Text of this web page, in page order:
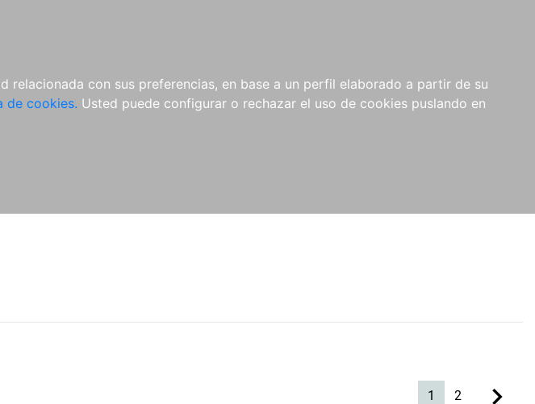
con sus preferencias, en base a un perfil elaborado a partir de su
de cookies. Usted puede configurar o rechazar el uso de cookies puslando en
1 (current)
2